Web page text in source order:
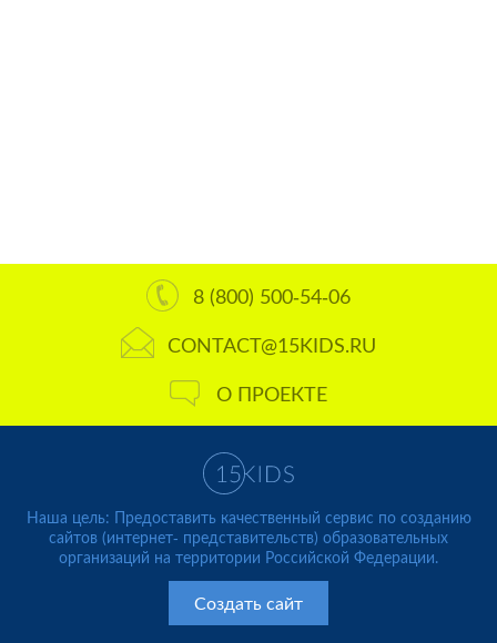
8 (800) 500-54-06
CONTACT@15KIDS.RU
О ПРОЕКТЕ
Наша цель: Предоставить качественный сервис по созданию
сайтов (интернет- представительств) образовательных
организаций на территории Российской Федерации.
Создать сайт